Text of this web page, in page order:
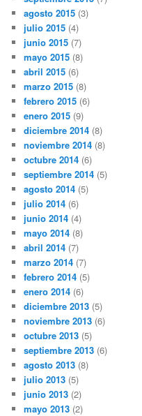
agosto 2015 (3)
julio 2015 (4)
junio 2015 (7)
mayo 2015 (8)
abril 2015 (6)
marzo 2015 (8)
febrero 2015 (6)
enero 2015 (9)
diciembre 2014 (8)
noviembre 2014 (8)
octubre 2014 (6)
septiembre 2014 (5)
agosto 2014 (5)
julio 2014 (6)
junio 2014 (4)
mayo 2014 (8)
abril 2014 (7)
marzo 2014 (7)
febrero 2014 (5)
enero 2014 (6)
diciembre 2013 (5)
noviembre 2013 (6)
octubre 2013 (5)
septiembre 2013 (6)
agosto 2013 (8)
julio 2013 (5)
junio 2013 (2)
mayo 2013 (2)